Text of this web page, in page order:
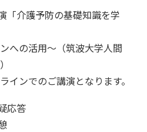
「介護予防の基礎知識を学
への活用〜（筑波大学人間
ンでのご講演となります。
応答